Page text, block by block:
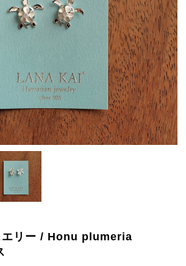
エリー / Honu plumeria